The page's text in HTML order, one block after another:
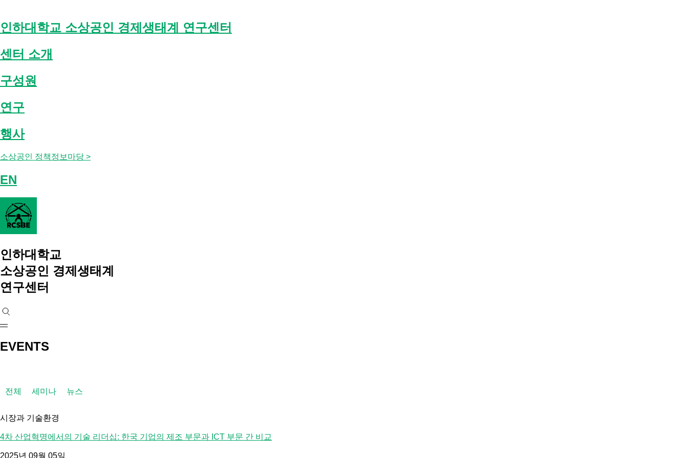
content
인하대학교 소상공인 경제생태계 연구센터
센터 소개
구성원
연구
행사
소상공인 정책정보마당 >
EN
인하대학교
소상공인 경제생태계
연구센터
EVENTS
전체 세미나 뉴스
시장과 기술환경
4차 산업혁명에서의 기술 리더십: 한국 기업의 제조 부문과 ICT 부문 간 비교
2025년 09월 05일